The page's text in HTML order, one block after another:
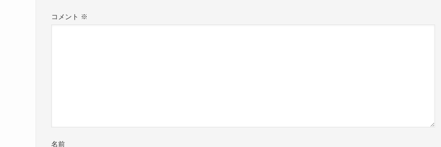
コメント ※
名前